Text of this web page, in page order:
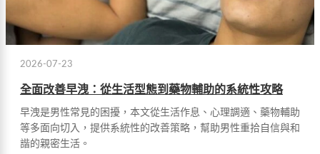
2026-07-23
全面改善早洩：從生活型態到藥物輔助的系統性攻略
早洩是男性常見的困擾，本文從生活作息、心理調適、藥物輔助
等多面向切入，提供系統性的改善策略，幫助男性重拾自信與和
諧的親密生活。